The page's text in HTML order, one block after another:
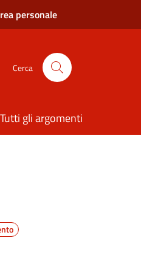
personale
Cerca
Tutti gli argomenti